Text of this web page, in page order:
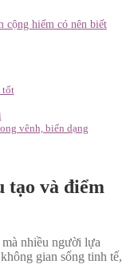
cộng hiếm có nên biết
tốt
vênh, biến dạng
tạo và điểm
nhiều người lựa
gian sống tinh tế,